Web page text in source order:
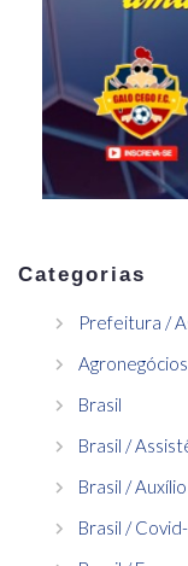
Categorias
Prefeitura /
Agronegócios
Brasil
Brasil /
Brasil /
Brasil /